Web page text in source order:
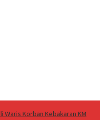
Waris Korban Kebakaran KM